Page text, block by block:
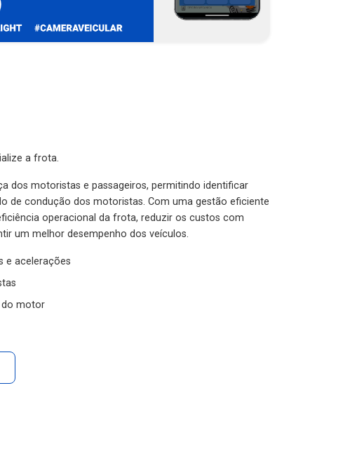
a frota.
dos motoristas e passageiros, permitindo identificar
de condução dos motoristas. Com uma gestão eficiente
operacional da frota, reduzir os custos com
um melhor desempenho dos veículos.
e acelerações
do motor